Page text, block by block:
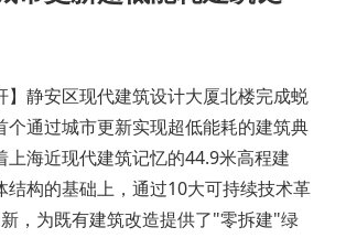
】静安区现代建筑设计大厦北楼完成蜕
个通过城市更新实现超低能耗的建筑典
上海近现代建筑记忆的44.9米高程建
结构的基础上，通过10大可持续技术革
，为既有建筑改造提供了"零拆建"绿